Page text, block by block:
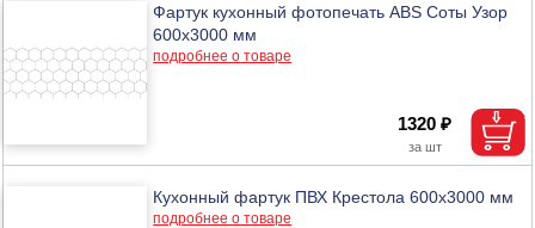
Фартук кухонный фотопечать ABS Соты Узор
600х3000 мм
подробнее о товаре
1320 ₽
Кухонный фартук ПВХ Крестола 600х3000 мм
подробнее о товаре